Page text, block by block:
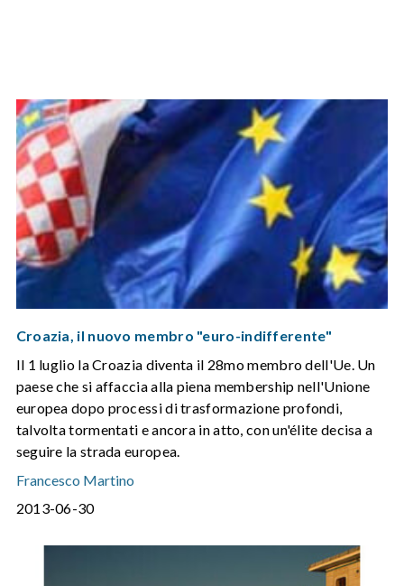
Croazia, il nuovo membro "euro-indifferente"
Il 1 luglio la Croazia diventa il 28mo membro dell'Ue. Un
paese che si affaccia alla piena membership nell'Unione
europea dopo processi di trasformazione profondi,
talvolta tormentati e ancora in atto, con un'élite decisa a
seguire la strada europea.
Francesco Martino
2013-06-30